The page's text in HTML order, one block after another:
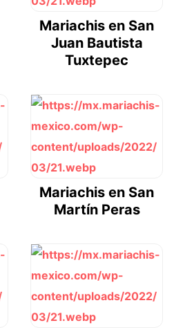
Mariachis en San
Juan Bautista
Tuxtepec
Mariachis en San
Martín Peras